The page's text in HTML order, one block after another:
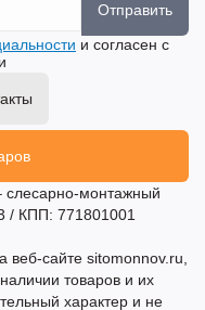
Отправить
и согласен с
монтажный
/ КПП: 771801001
веб-сайте sitomonnov.ru,
товаров и их
характер и не